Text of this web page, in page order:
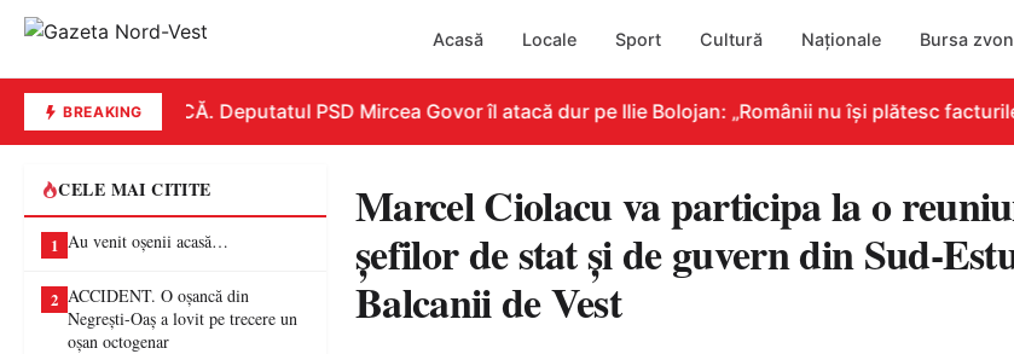
Acasă Locale Sport Cultură Naționale Bursa
BREAKINGREPLICĂ. Deputatul PSD Mircea Govor îl atacă dur pe Ilie Bolojan: „Românii nu își plătesc
CELE MAI CITITE
1 Au venit oșenii acasă…
2 ACCIDENT. O oșancă din
Negrești-Oaș a lovit pe trecere un
oșan octogenar
Marcel Ciolacu va participa la o
șefilor de stat și de guvern din Sud-
Balcanii de Vest